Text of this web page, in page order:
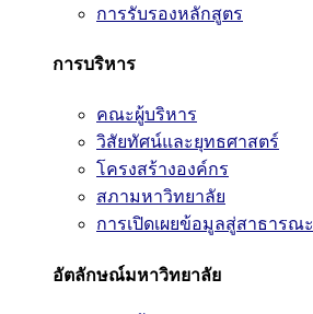
การรับรองหลักสูตร
การบริหาร
คณะผู้บริหาร
วิสัยทัศน์และยุทธศาสตร์
โครงสร้างองค์กร
สภามหาวิทยาลัย
การเปิดเผยข้อมูลสู่สาธารณะ
อัตลักษณ์มหาวิทยาลัย